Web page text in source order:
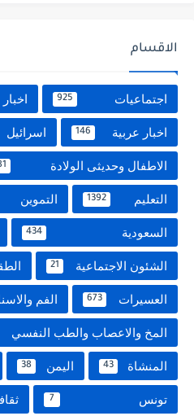
الاقسام
اجتماعيات 925
اخبار عربية 146 اسرائيل
الاطفال وحديثى الولادة
التعليم 1392 التموين
السعودية 434
الشئون الاجتماعية 21
العسيرات 673 الفم
المخ والاعصاب والطب النفسي
المنشاة 43 اليمن 38
تونس 7